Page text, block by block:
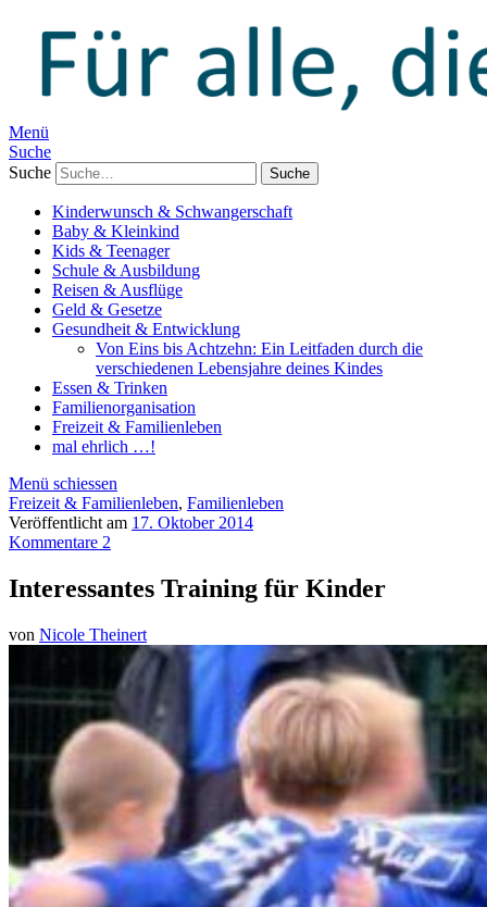
Menü
Suche
Suche
Kinderwunsch & Schwangerschaft
Baby & Kleinkind
Kids & Teenager
Schule & Ausbildung
Reisen & Ausflüge
Geld & Gesetze
Gesundheit & Entwicklung
Von Eins bis Achtzehn: Ein Leitfaden durch die
verschiedenen Lebensjahre deines Kindes
Essen & Trinken
Familienorganisation
Freizeit & Familienleben
mal ehrlich …!
Menü schiessen
Freizeit & Familienleben, Familienleben
Veröffentlicht am 17. Oktober 2014
Kommentare 2
Interessantes Training für Kinder
von Nicole Theinert